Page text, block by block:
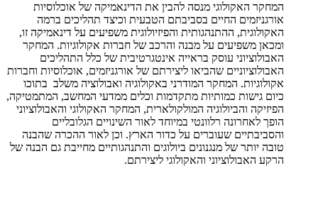
המחקר האקולוגי מנסה להבין את הדינאמיקה של אוכלוסיות
אורגניזמים החיים בסביבתם הטבעית וכיצד תהליכים ברמה
האקולוגית, ההתנהגותית והפיזיולוגית משפיעים על דינאמיקה זו,
ומכאן משפיעים על מבנה והרכב של חברות אקולוגיות. המחקר
האבולוציוני עוסק בראייה אינטגרטיבית של כלל התהליכים
האבולוציוניים שהביאו ליצירתם של אורגניזמים, אוכלוסיות וחברות
אקולוגיות. המחקר המודרני באקולוגיה ואבולוציה משלב בתוכו
כיום גישות כמותיות מתקדמות וכלים ממדעי המחשב, המתמטיקה,
הפיזיקה והביולוגיה המולקולארית, המחקר האקולוגי והאבולוציוני
הופך לאחרונה רלוונטי במיוחד לאור השינויים הגלובליים
והסביבתיים שעוברים על כדור הארץ. וכן לאור ההכרה שהבנה
טובה יותר של מנגנונים ביולוגים והתנהגותיים מחייבת גם הבנה של
הרקע האבולוציוני והאקולוגי ליצירתם.